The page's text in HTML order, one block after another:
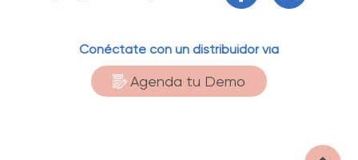
Conéctate con un distribuidor vía
Agenda tu Demo